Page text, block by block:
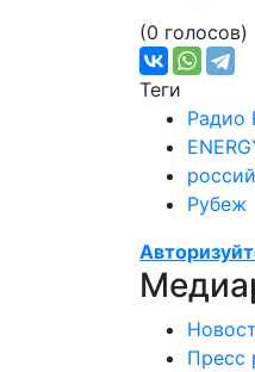
(0 голосов)
Теги
Радио
Рубеж
Пресс